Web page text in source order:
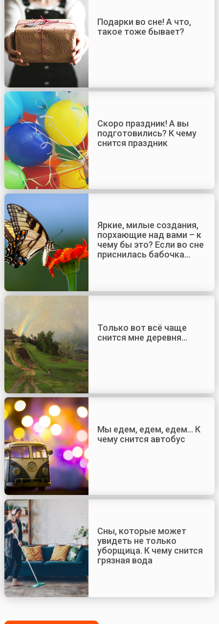
Подарки во сне! А что,
такое тоже бывает?
Скоро праздник! А вы
подготовились? К чему
снится праздник
Яркие, милые создания,
порхающие над вами – к
чему бы это? Если во сне
приснилась бабочка…
Только вот всё чаще
снится мне деревня…
Мы едем, едем, едем… К
чему снится автобус
Сны, которые может
увидеть не только
уборщица. К чему снится
грязная вода